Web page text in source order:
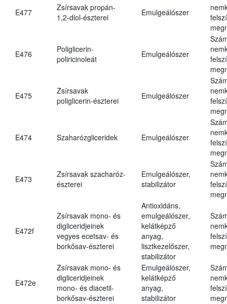
E477
Zsírsavak propán-
1,2-diol-észterei
Emulgeálószer
E476
Poliglicerin-
poliricinoleát
Emulgeálószer
E475
Zsírsavak
poliglicerin-észterei
Emulgeálószer
E474 Szaharózgliceridek Emulgeálószer
E473
Zsírsavak szacharóz-
észterei
Emulgeálószer,
stabilizátor
E472f
Zsírsavak mono- és
digliceridjeinek
vegyes ecetsav- és
borkősav-észterei
Antioxidáns,
emulgeálószer,
kelátképző
anyag,
lisztkezelőszer,
stabilizátor
E472e
Zsírsavak mono- és
digliceridjeinek
mono- és diacetil-
borkősav-észterei
Emulgeálószer,
kelátképző
anyag,
stabilizátor